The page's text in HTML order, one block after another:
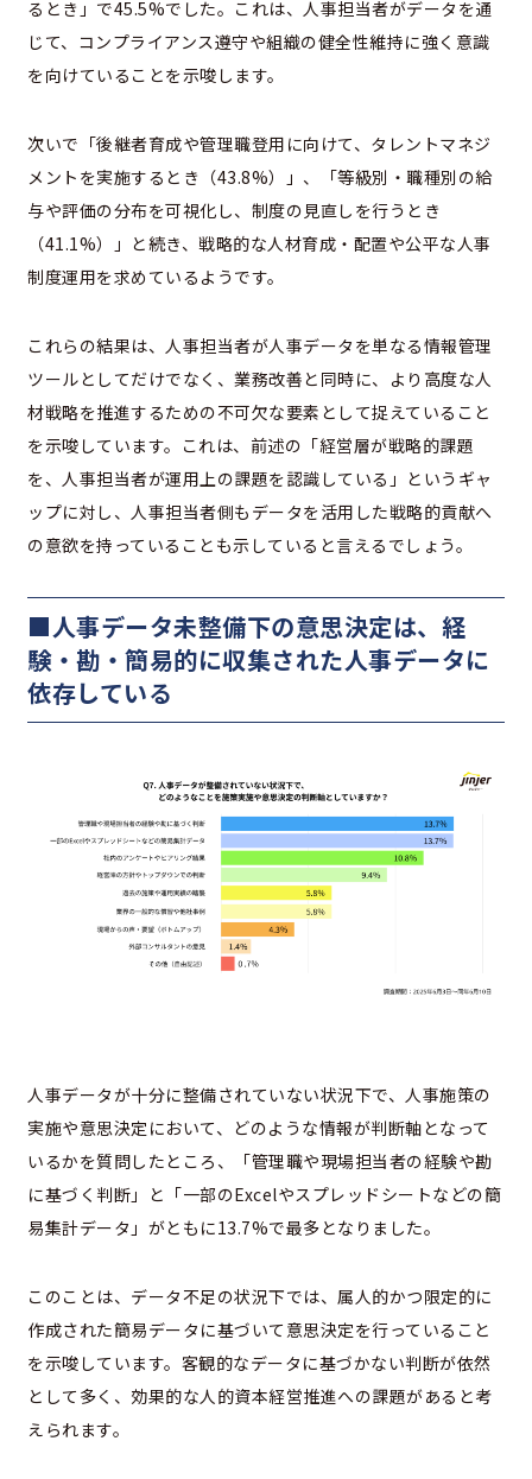
るとき」で45.5%でした。これは、人事担当者がデータを通
じて、コンプライアンス遵守や組織の健全性維持に強く意識
を向けていることを示唆します。
次いで「後継者育成や管理職登用に向けて、タレントマネジ
メントを実施するとき（43.8%）」、「等級別・職種別の給
与や評価の分布を可視化し、制度の見直しを行うとき
（41.1%）」と続き、戦略的な人材育成・配置や公平な人事
制度運用を求めているようです。
これらの結果は、人事担当者が人事データを単なる情報管理
ツールとしてだけでなく、業務改善と同時に、より高度な人
材戦略を推進するための不可欠な要素として捉えていること
を示唆しています。これは、前述の「経営層が戦略的課題
を、人事担当者が運用上の課題を認識している」というギャ
ップに対し、人事担当者側もデータを活用した戦略的貢献へ
の意欲を持っていることも示していると言えるでしょう。
■人事データ未整備下の意思決定は、経
験・勘・簡易的に収集された人事データに
依存している
人事データが十分に整備されていない状況下で、人事施策の
実施や意思決定において、どのような情報が判断軸となって
いるかを質問したところ、「管理職や現場担当者の経験や勘
に基づく判断」と「一部のExcelやスプレッドシートなどの簡
易集計データ」がともに13.7%で最多となりました。
このことは、データ不足の状況下では、属人的かつ限定的に
作成された簡易データに基づいて意思決定を行っていること
を示唆しています。客観的なデータに基づかない判断が依然
として多く、効果的な人的資本経営推進への課題があると考
えられます。